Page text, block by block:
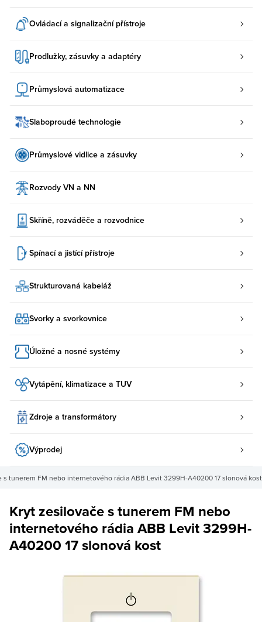
Ovládací a signalizační přístroje
Prodlužky, zásuvky a adaptéry
Průmyslová automatizace
Slaboproudé technologie
Průmyslové vidlice a zásuvky
Rozvody VN a NN
Skříně, rozváděče a rozvodnice
Spínací a jistící přístroje
Strukturovaná kabeláž
Svorky a svorkovnice
Úložné a nosné systémy
Vytápění, klimatizace a TUV
Zdroje a transformátory
Výprodej
s tunerem FM nebo internetového rádia ABB Levit 3299H-A40200 17 slonová kost
Kryt zesilovače s tunerem FM nebo
internetového rádia ABB Levit 3299H-
A40200 17 slonová kost